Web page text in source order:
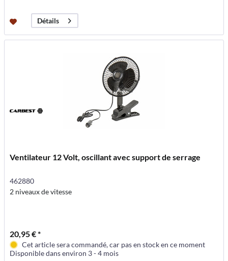
Détails
Ventilateur 12 Volt, oscillant avec support de serrage
462880
2 niveaux de vitesse
20,95 € *
Cet article sera commandé, car pas en stock en ce moment
Disponible dans environ 3 - 4 mois